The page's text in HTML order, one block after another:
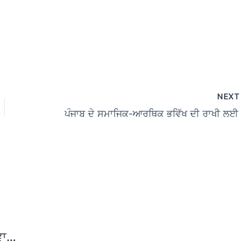
NEXT